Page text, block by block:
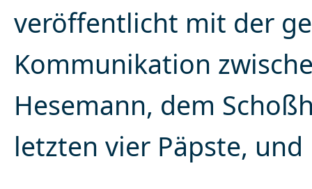
veröffentlicht mit der
Kommunikation
Hesemann, dem
letzten vier Päpste, und